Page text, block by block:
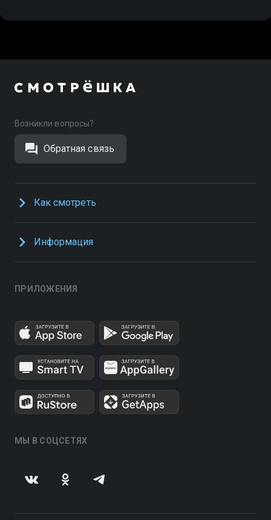
Возникли вопросы?
Обратная связь
Как смотреть
Информация
ПРИЛОЖЕНИЯ
МЫ В СОЦСЕТЯХ